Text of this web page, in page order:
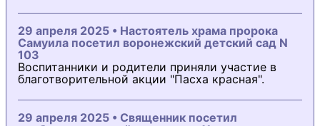
29 апреля 2025 • Настоятель храма пророка
Самуила посетил воронежский детский сад N
103
Воспитанники и родители приняли участие в
благотворительной акции "Пасха красная".
29 апреля 2025 • Священник посетил